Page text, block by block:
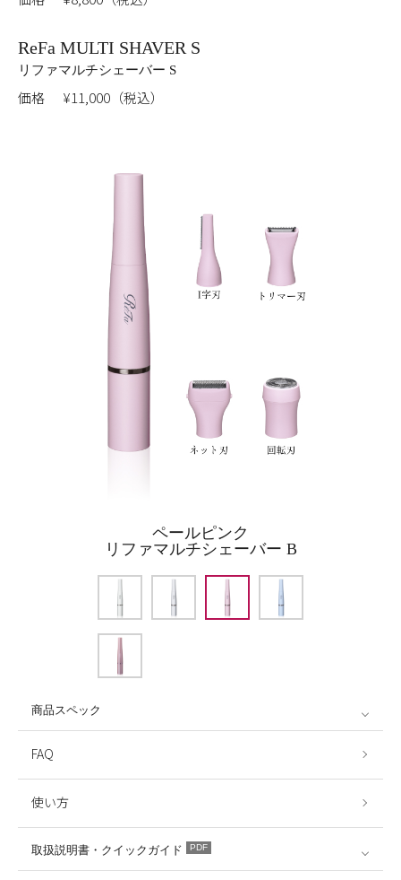
ReFa MULTI SHAVER S
リファマルチシェーバー S
価格 ¥11,000（税込）
ペールピンク
リファマルチシェーバー B
商品スペック
FAQ
使い方
取扱説明書・クイックガイド PDF